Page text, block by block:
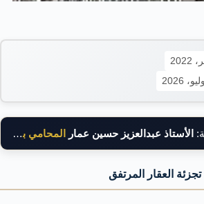
الأستاذ عبدالعزيز حسين عمار المحامي بالنقض
تجزئة العقار المرتفق